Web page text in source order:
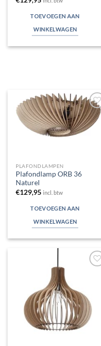
TOEVOEGEN AAN
WINKELWAGEN
Toevoegen
aan
verlanglijst
PLAFONDLAMPEN
Plafondlamp ORB 36
Naturel
€129,95 incl. btw
TOEVOEGEN AAN
WINKELWAGEN